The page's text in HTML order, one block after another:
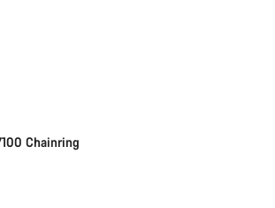
Chainring